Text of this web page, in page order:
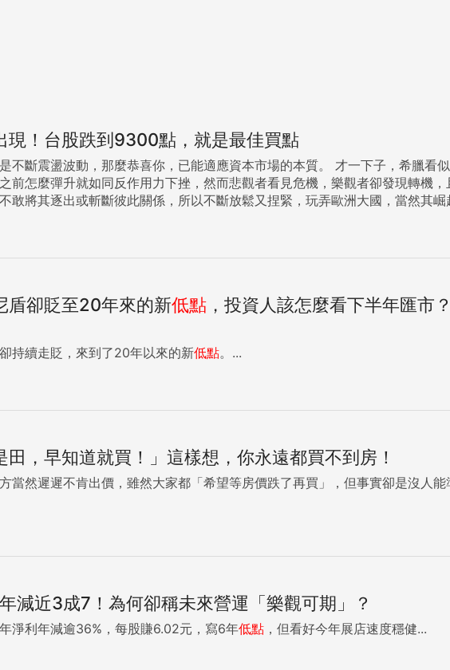
現！台股跌到9300點，就是最佳買點
喜你，已能適應資本市場的本質。 才一下子，希臘看似轉圜樂觀的氣氛馬上被7月5日將實施公投
彈升就如同反作用力下挫，然而悲觀者看見危機，樂觀者卻發現轉機，且聽我娓娓道來。 這
敢將其逐出或斬斷彼此關係，所以不斷放鬆又捏緊，玩弄歐洲大國，當然其
退出歐盟這件事，接受度越來越高，抵抗力越來越強（只有該國民眾還不知嚴重性
就是讓股民習慣接受市場不是只會漲不會跌，牛市的修正往往也是很激烈的，
是快牛，可以投資別太投機，政策只要確定大方向，其餘都是技術性問題。 至於台股，棄權棄息的賣
股票終究不會寂寞，接近年線9300點附近的位置及散戶的融資持續下降，都
盾卻貶至20年來的新低點 ，投資人該怎麼看下半年匯市
持續走貶，來到了20年以來的新低點。...
田，早知道就買！」這樣想，你永遠都買不到房！
當然遲遲不肯出價，雖然大家都「希望等房價跌了再買」，但事實卻是沒人能
減近3成7！為何卻稱未來營運「樂觀可期」？
淨利年減逾36%，每股賺6.02元，寫6年低點 ，但看好今年展店速度穩健...